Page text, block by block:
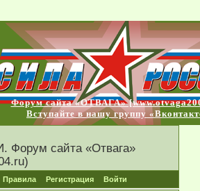
Форум сайта «ОТВАГА»
Вступайте в нашу группу
сайта «Отвага»
Правила Регистрация Войти